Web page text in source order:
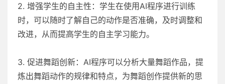
2. 增强学生的自主性：学生在使用AI程序进行训练
时，可以随时了解自己的动作是否准确，及时调整和
改进，从而提高学生的自主学习能力。
3. 促进舞蹈创新：AI程序可以分析大量舞蹈作品，提
炼出舞蹈动作的规律和特点，为舞蹈创作提供新的思